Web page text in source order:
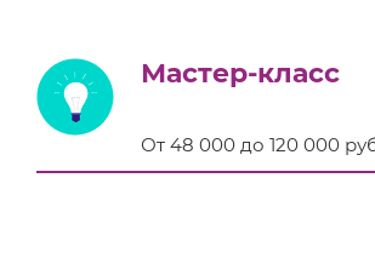
Мастер-класс
От 48 000 до 120 000